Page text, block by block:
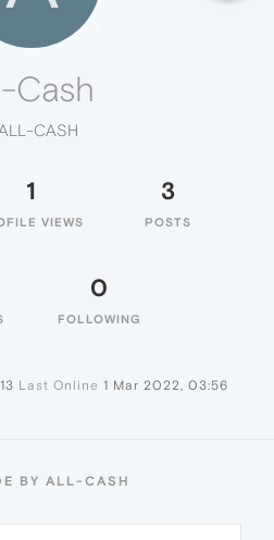
Cash
CASH
1
VIEWS
3
POSTS
0
FOLLOWING
Last Online 1 Mar 2022, 03:56
BY ALL-CASH